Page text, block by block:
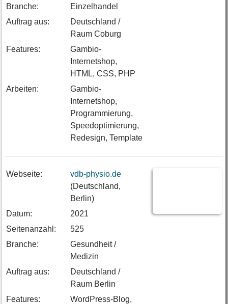
Branche:
Einzelhandel
Auftrag aus:
Deutschland /
Raum Coburg
Features:
Gambio-
Internetshop,
HTML, CSS, PHP
Arbeiten:
Gambio-
Internetshop,
Programmierung,
Speedoptimierung,
Redesign, Template
Webseite:
vdb-physio.de
(Deutschland,
Berlin)
Datum:
2021
Seitenanzahl:
525
Branche:
Gesundheit /
Medizin
Auftrag aus:
Deutschland /
Raum Berlin
Features:
WordPress-Blog,